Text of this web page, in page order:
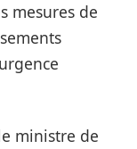
mesures de
ministre de